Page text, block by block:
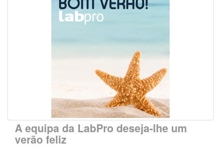
A equipa da LabPro deseja-lhe um
verão feliz